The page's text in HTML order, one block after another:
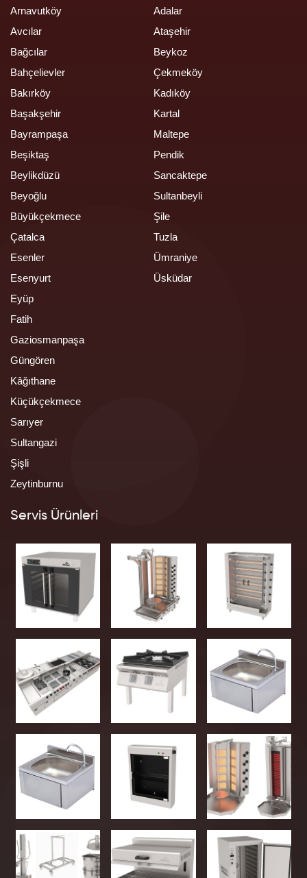
Arnavutköy
Avcılar
Bağcılar
Bahçelievler
Bakırköy
Başakşehir
Bayrampaşa
Beşiktaş
Beylikdüzü
Beyoğlu
Büyükçekmece
Çatalca
Esenler
Esenyurt
Eyüp
Fatih
Gaziosmanpaşa
Güngören
Kâğıthane
Küçükçekmece
Sarıyer
Sultangazi
Şişli
Zeytinburnu
Adalar
Ataşehir
Beykoz
Çekmeköy
Kadıköy
Kartal
Maltepe
Pendik
Sancaktepe
Sultanbeyli
Şile
Tuzla
Ümraniye
Üsküdar
Servis Ürünleri